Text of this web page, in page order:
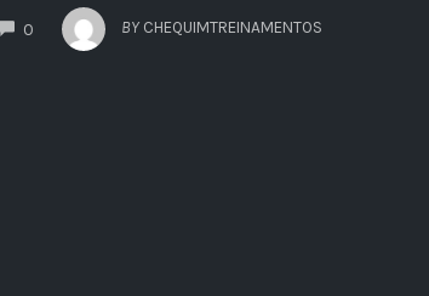
0
COMMENTS
BY CHEQUIMTREINAMENTOS